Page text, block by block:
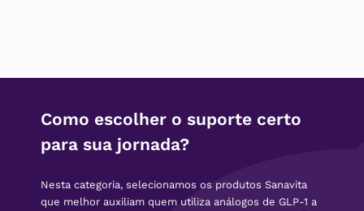
Como escolher o suporte certo
para sua jornada?
Nesta categoria, selecionamos os produtos Sanavita
que melhor auxiliam quem utiliza análogos de GLP-1 a